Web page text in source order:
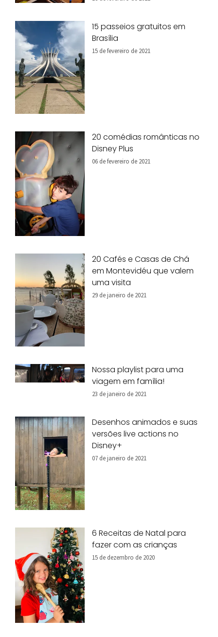
15 passeios gratuitos em
Brasília
15 de fevereiro de 2021
20 comédias românticas no
Disney Plus
06 de fevereiro de 2021
20 Cafés e Casas de Chá
em Montevidéu que valem
uma visita
29 de janeiro de 2021
Nossa playlist para uma
viagem em família!
23 de janeiro de 2021
Desenhos animados e suas
versões live actions no
Disney+
07 de janeiro de 2021
6 Receitas de Natal para
fazer com as crianças
15 de dezembro de 2020